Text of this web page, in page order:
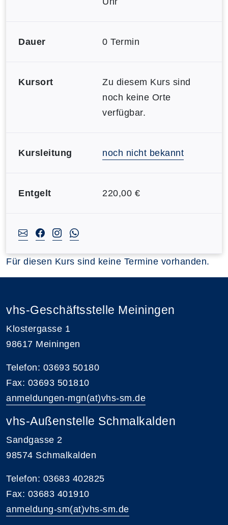
Dauer 0 Termin
Kursort
Zu diesem Kurs sind
noch keine Orte
verfügbar.
Kursleitung noch nicht bekannt
Entgelt 220,00 €
Für diesen Kurs sind keine Termine vorhanden.
vhs-Geschäftsstelle Meiningen
Klostergasse 1
98617 Meiningen
Telefon: 03693 50180
Fax: 03693 501810
anmeldungen-mgn(at)vhs-sm.de
vhs-Außenstelle Schmalkalden
Sandgasse 2
98574 Schmalkalden
Telefon: 03683 402825
Fax: 03683 401910
anmeldung-sm(at)vhs-sm.de